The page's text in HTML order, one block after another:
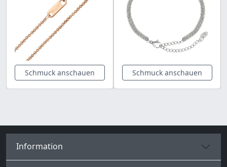
Schmuck anschauen Schmuck anschauen
Information